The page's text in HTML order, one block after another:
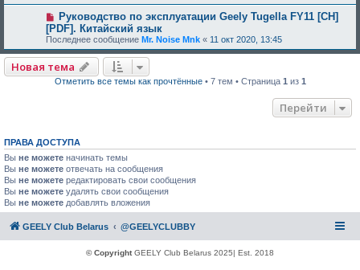
Руководство по эксплуатации Geely Tugella FY11 [CH]
[PDF]. Китайский язык
Последнее сообщение Mr. Noise Mnk « 11 окт 2020, 13:45
Новая тема
Отметить все темы как прочтённые• 7 тем • Страница 1 из 1
Перейти
ПРАВА ДОСТУПА
Вы не можете начинать темы
Вы не можете отвечать на сообщения
Вы не можете редактировать свои сообщения
Вы не можете удалять свои сообщения
Вы не можете добавлять вложения
GEELY Club Belarus @GEELYCLUBBY
© CopyrightGEELY Club Belarus 2025| Est. 2018